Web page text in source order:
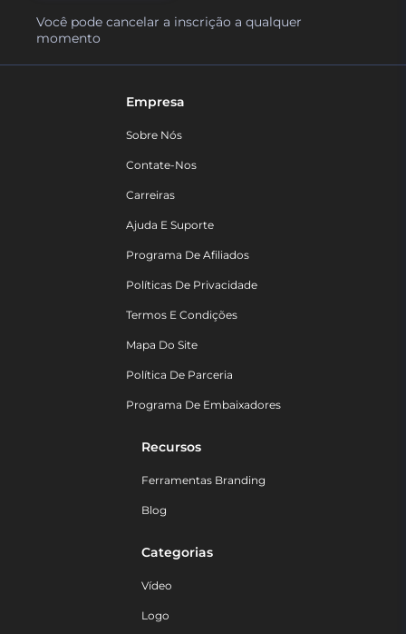
Você pode cancelar a inscrição a qualquer
momento
Empresa
Sobre Nós
Contate-Nos
Carreiras
Ajuda E Suporte
Programa De Afiliados
Políticas De Privacidade
Termos E Condições
Mapa Do Site
Política De Parceria
Programa De Embaixadores
Recursos
Ferramentas Branding
Blog
Categorias
Vídeo
Logo